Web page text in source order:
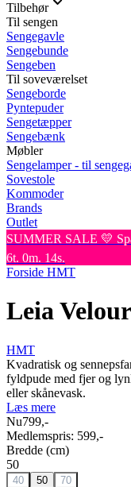
Tilbehør
Til sengen
Sengegavle
Sengebunde
Sengeben
Til soveværelset
Sengeborde
Pyntepuder
Sengetæpper
Sengebænk
Møbler
Sengelamper - til
Sovestole
Kommoder
Brands
Outlet
SUMMER SALE 💛
6t. 0m. 14s.
Forside HMT
Leia
HMT
Kvadratisk og
fyldpude med fjer og
eller skånevask.
Læs mere
Nu799,-
Medlemspris: 599,-
Bredde (cm)
50
40 50 70